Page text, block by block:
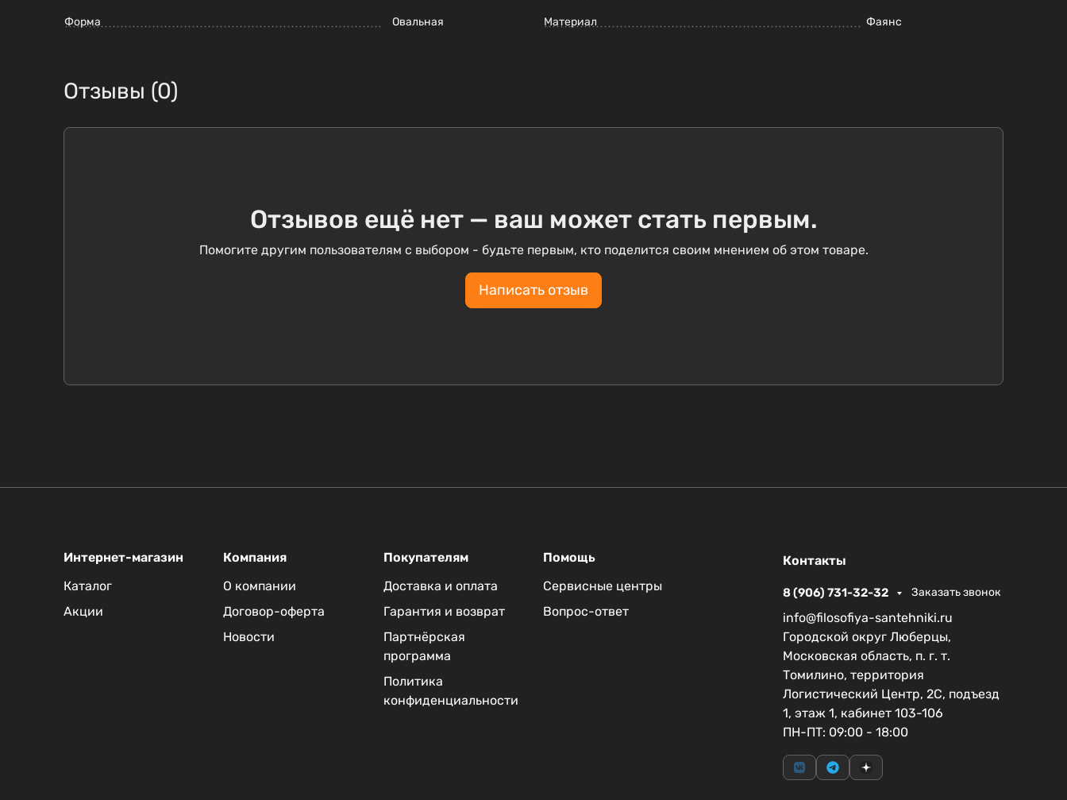
Форма Овальная Материал Фаянс
Отзывы (0)
Отзывов ещё нет — ваш может стать первым.
Помогите другим пользователям с выбором - будьте первым, кто поделится своим мнением об этом товаре.
Написать отзыв
Интернет-магазин
Каталог
Акции
Компания
О компании
Договор-оферта
Новости
Покупателям
Доставка и оплата
Гарантия и возврат
Партнёрская
программа
Политика
конфиденциальности
Помощь
Сервисные центры
Вопрос-ответ
Контакты
8 (906) 731-32-32 Заказать звонок
info@filosofiya-santehniki.ru
Городской округ Люберцы,
Московская область, п. г. т.
Томилино, территория
Логистический Центр, 2С, подъезд
1, этаж 1, кабинет 103-106
ПН-ПТ: 09:00 - 18:00